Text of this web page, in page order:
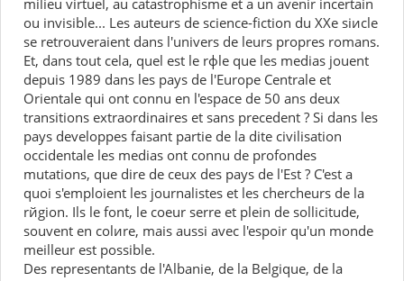
milieu virtuel, au catastrophisme et а un avenir incertain
ou invisible... Les auteurs de science-fiction du XXe siиcle
se retrouveraient dans l'univers de leurs propres romans.
Et, dans tout cela, quel est le rфle que les medias jouent
depuis 1989 dans les pays de l'Europe Centrale et
Orientale qui ont connu en l'espace de 50 ans deux
transitions extraordinaires et sans prеcedent ? Si dans les
pays developpes faisant partie de la dite civilisation
occidentale les mеdias ont connu de profondes
mutations, que dire de ceux des pays de l'Est ? C'est а
quoi s'emploient les journalistes et les chercheurs de la
rйgion. Ils le font, le coeur serrе et plein de sollicitude,
souvent en colиre, mais aussi avec l'espoir qu'un monde
meilleur est possible.
Des reprеsentants de l'Albanie, de la Belgique, de la